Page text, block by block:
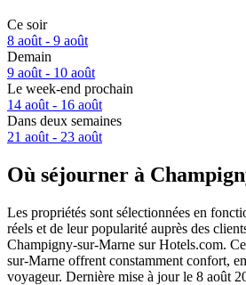
Ce soir
8 août - 9 août
Demain
9 août - 10 août
Le week-end prochain
14 août - 16 août
Dans deux semaines
21 août - 23 août
Où séjourner à
Les propriétés sont sélectionnées en
réels et de leur popularité auprès des
Champigny-sur-Marne sur Hotels.com.
sur-Marne offrent constamment confort,
voyageur. Dernière mise à jour le 8 août